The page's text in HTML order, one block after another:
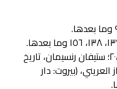
ابن شداد، النوادر السلطانية، ص٢٠٨؛ ستيفان رنسيمان، تاريخ
العريني، (بيروت: دار